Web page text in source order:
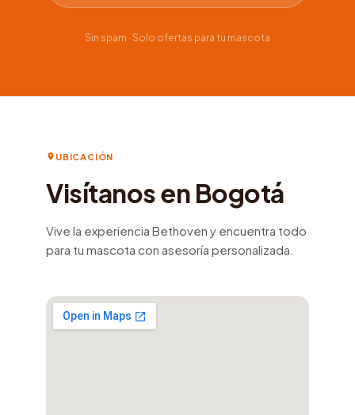
Sin spam · Solo ofertas para tu mascota
UBICACIÓN
Visítanos en Bogotá
Vive la experiencia Bethoven y encuentra todo
para tu mascota con asesoría personalizada.